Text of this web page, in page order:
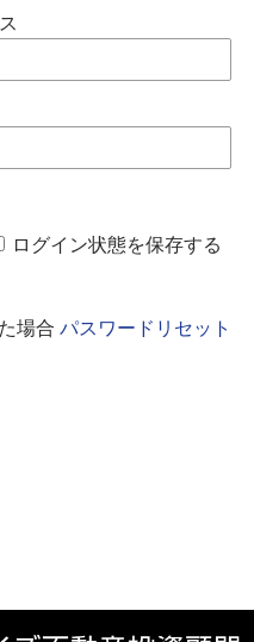
ログイン状態を保存する
場合パスワードリセット